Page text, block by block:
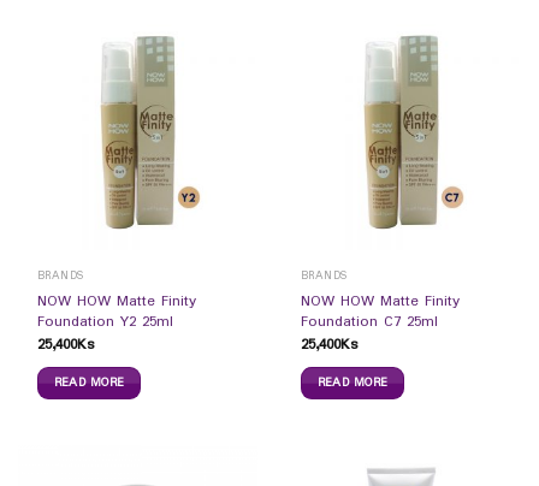
BRANDS
NOW HOW Matte Finity
Foundation Y2 25ml
25,400Ks
READ MORE
BRANDS
NOW HOW Matte Finity
Foundation C7 25ml
25,400Ks
READ MORE